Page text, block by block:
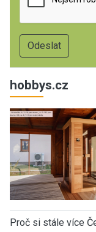
hobbys.cz
Proč si stále více